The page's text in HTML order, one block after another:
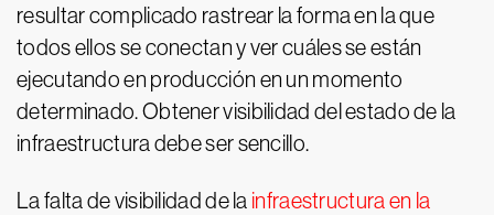
resultar complicado rastrear la forma en la que
todos ellos se conectan y ver cuáles se están
ejecutando en producción en un momento
determinado. Obtener visibilidad del estado de la
infraestructura debe ser sencillo.
La falta de visibilidad de la infraestructura en la